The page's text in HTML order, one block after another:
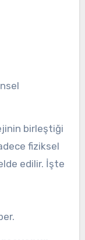
birleştiği
fiziksel
edilir. İşte